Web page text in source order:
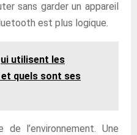
sans garder un appareil
est plus logique.
utilisent les
quels sont ses
l’environnement. Une